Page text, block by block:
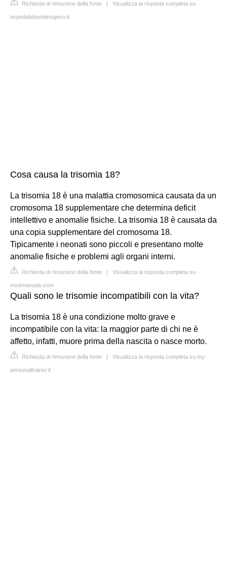
Richiesta di rimozione della fonte | Visualizza la risposta completa su
ospedalebambinogesu.it
Cosa causa la trisomia 18?
La trisomia 18 è una malattia cromosomica causata da un
cromosoma 18 supplementare che determina deficit
intellettivo e anomalie fisiche. La trisomia 18 è causata da
una copia supplementare del cromosoma 18.
Tipicamente i neonati sono piccoli e presentano molte
anomalie fisiche e problemi agli organi interni.
Richiesta di rimozione della fonte | Visualizza la risposta completa su
msdmanuals.com
Quali sono le trisomie incompatibili con la vita?
La trisomia 18 è una condizione molto grave e
incompatibile con la vita: la maggior parte di chi ne è
affetto, infatti, muore prima della nascita o nasce morto.
Richiesta di rimozione della fonte | Visualizza la risposta completa su my-
personaltrainer.it